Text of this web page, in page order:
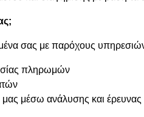
σας με παρόχους υπηρεσιών
πληρωμών
μέσω ανάλυσης και έρευνας